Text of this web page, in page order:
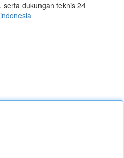
serta dukungan teknis 24